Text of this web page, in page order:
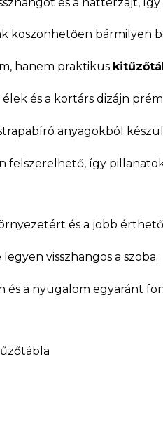
köszönhetően bármilyen
hanem praktikus ki
élek és a kortárs dizájn
anyagokból
felszerelhető, így
és a jobb
visszhangos a szoba.
és a nyugalom egyaránt